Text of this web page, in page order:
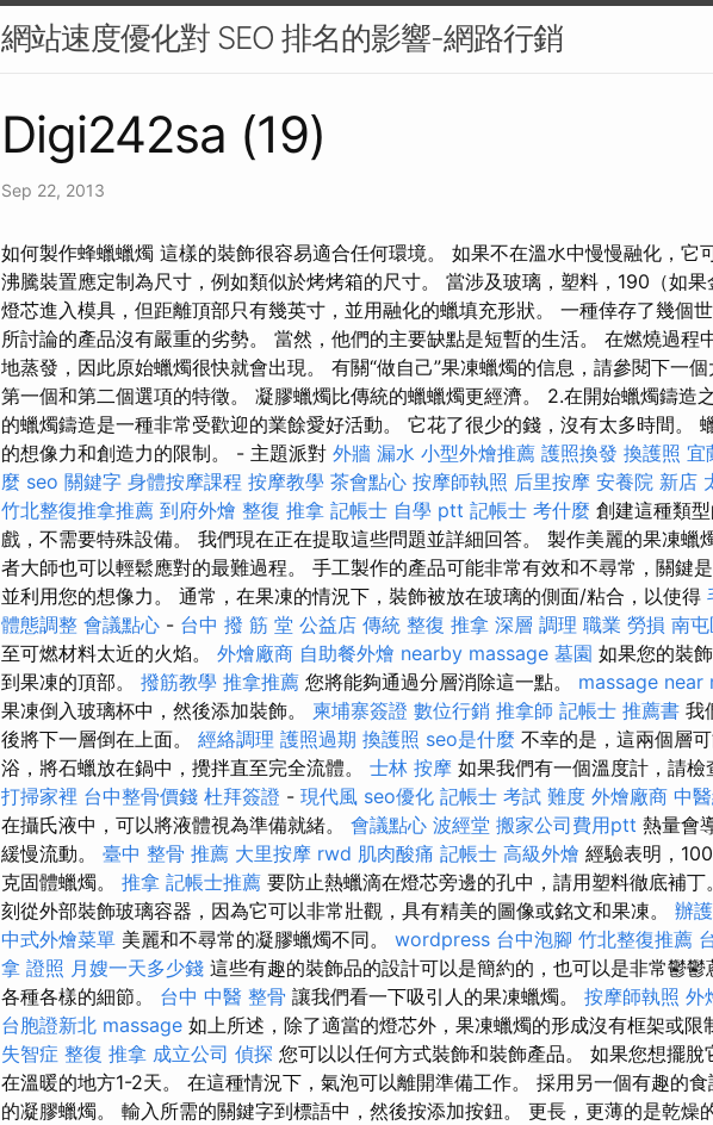
網站速度優化對 SEO 排名的影響-網路行銷
Digi242sa (19)
Sep 22, 2013
如何製作蜂蠟蠟燭 這樣的裝飾很容易適合任何環境。 如果不在溫水中慢慢融化，它
沸騰裝置應定制為尺寸，例如類似於烤烤箱的尺寸。 當涉及玻璃，塑料，190（如果
燈芯進入模具，但距離頂部只有幾英寸，並用融化的蠟填充形狀。 一種倖存了幾個世
所討論的產品沒有嚴重的劣勢。 當然，他們的主要缺點是短暫的生活。 在燃燒過程
地蒸發，因此原始蠟燭很快就會出現。 有關“做自己”果凍蠟燭的信息，請參閱下一
第一個和第二個選項的特徵。 凝膠蠟燭比傳統的蠟蠟燭更經濟。 2.在開始蠟燭鑄造
的蠟燭鑄造是一種非常受歡迎的業餘愛好活動。 它花了很少的錢，沒有太多時間。
的想像力和創造力的限制。 - 主題派對 外牆 漏水 小型外燴推薦 護照換發 換護照 宜
麼 seo 關鍵字 身體按摩課程 按摩教學 茶會點心 按摩師執照 后里按摩 安養院 新店
竹北整復推拿推薦 到府外燴 整復 推拿 記帳士 自學 ptt 記帳士 考什麼 創建這種類
戲，不需要特殊設備。 我們現在正在提取這些問題並詳細回答。 製作美麗的果凍蠟
者大師也可以輕鬆應對的最難過程。 手工製作的產品可能非常有效和不尋常，關鍵
並利用您的想像力。 通常，在果凍的情況下，裝飾被放在玻璃的側面/粘合，以使得
體態調整 會議點心 - 台中 撥 筋 堂 公益店 傳統 整復 推拿 深層 調理 職業 勞損 南
至可燃材料太近的火焰。 外燴廠商 自助餐外燴 nearby massage 墓園 如果您的裝
到果凍的頂部。 撥筋教學 推拿推薦 您將能夠通過分層消除這一點。 massage near
果凍倒入玻璃杯中，然後添加裝飾。 柬埔寨簽證 數位行銷 推拿師 記帳士 推薦書 我
後將下一層倒在上面。 經絡調理 護照過期 換護照 seo是什麼 不幸的是，這兩個層
浴，將石蠟放在鍋中，攪拌直至完全流體。 士林 按摩 如果我們有一個溫度計，請檢
打掃家裡 台中整骨價錢 杜拜簽證 - 現代風 seo優化 記帳士 考試 難度 外燴廠商 中
在攝氏液中，可以將液體視為準備就緒。 會議點心 波經堂 搬家公司費用ptt 熱量會
緩慢流動。 臺中 整骨 推薦 大里按摩 rwd 肌肉酸痛 記帳士 高級外燴 經驗表明，
克固體蠟燭。 推拿 記帳士推薦 要防止熱蠟滴在燈芯旁邊的孔中，請用塑料徹底補
刻從外部裝飾玻璃容器，因為它可以非常壯觀，具有精美的圖像或銘文和果凍。 辦
中式外燴菜單 美麗和不尋常的凝膠蠟燭不同。 wordpress 台中泡腳 竹北整復推薦
拿 證照 月嫂一天多少錢 這些有趣的裝飾品的設計可以是簡約的，也可以是非常鬱
各種各樣的細節。 台中 中醫 整骨 讓我們看一下吸引人的果凍蠟燭。 按摩師執照 外
台胞證新北 massage 如上所述，除了適當的燈芯外，果凍蠟燭的形成沒有框架或限
失智症 整復 推拿 成立公司 偵探 您可以以任何方式裝飾和裝飾產品。 如果您想擺脫
在溫暖的地方1-2天。 在這種情況下，氣泡可以離開準備工作。 採用另一個有趣的
的凝膠蠟燭。 輸入所需的關鍵字到標語中，然後按添加按鈕。 更長，更薄的是乾燥